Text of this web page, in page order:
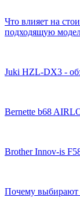
Что влияет на
подходящую
Juki HZL-DX3 -
Bernette b68
Brother Innov-is
Почему выбирают